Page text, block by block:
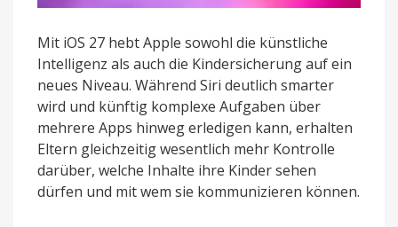
Mit iOS 27 hebt Apple sowohl die künstliche
Intelligenz als auch die Kindersicherung auf ein
neues Niveau. Während Siri deutlich smarter
wird und künftig komplexe Aufgaben über
mehrere Apps hinweg erledigen kann, erhalten
Eltern gleichzeitig wesentlich mehr Kontrolle
darüber, welche Inhalte ihre Kinder sehen
dürfen und mit wem sie kommunizieren können.